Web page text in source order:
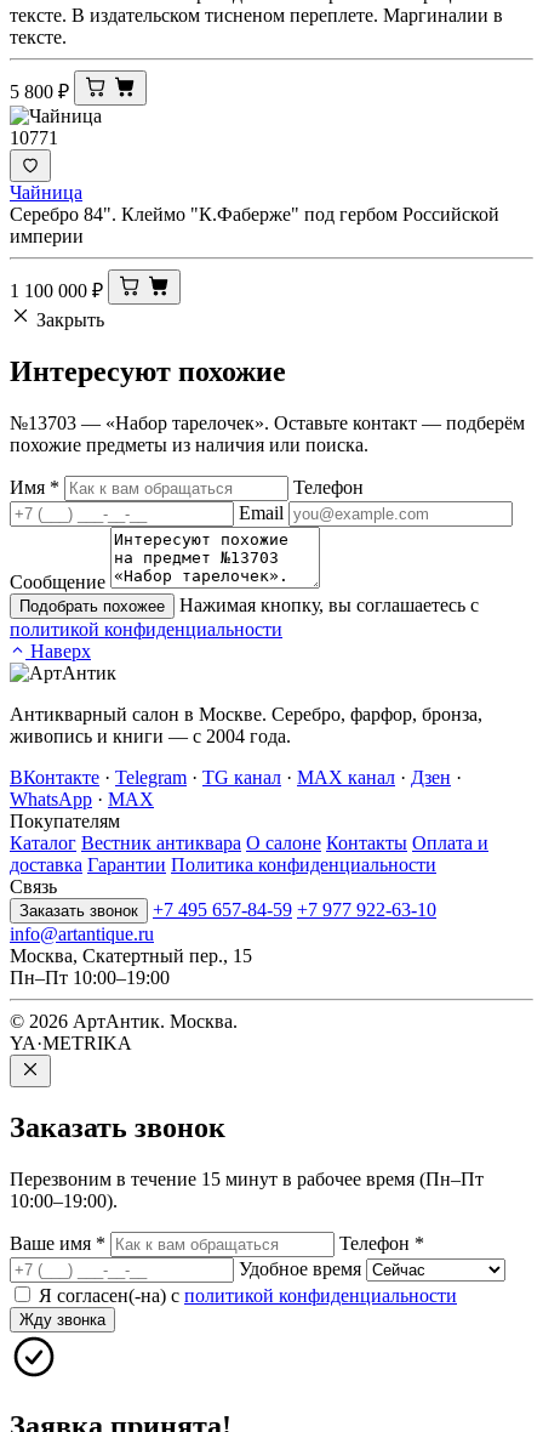
тексте. В издательском тисненом переплете. Маргиналии в
тексте.
5 800 ₽
10771
Чайница
Серебро 84". Клеймо "К.Фаберже" под гербом Российской
империи
1 100 000 ₽
Закрыть
Интересуют похожие
№13703 — «Набор тарелочек». Оставьте контакт — подберём
похожие предметы из наличия или поиска.
Имя *
Телефон
Email
Сообщение
Подобрать похожее
Нажимая кнопку, вы соглашаетесь с
политикой конфиденциальности
Наверх
Антикварный салон в Москве. Серебро, фарфор, бронза,
живопись и книги — с 2004 года.
ВКонтакте · Telegram · TG канал · MAX канал · Дзен ·
WhatsApp · MAX
Покупателям
Каталог Вестник антиквара О салоне Контакты Оплата и
доставка Гарантии Политика конфиденциальности
Связь
Заказать звонок +7 495 657-84-59 +7 977 922-63-10
info@artantique.ru
Москва, Скатертный пер., 15
Пн–Пт 10:00–19:00
© 2026 АртАнтик. Москва.
YA·METRIKA
Заказать звонок
Перезвоним в течение 15 минут в рабочее время (Пн–Пт
10:00–19:00).
Ваше имя * Телефон *
Удобное время
Я согласен(-на) с политикой конфиденциальности
Жду звонка